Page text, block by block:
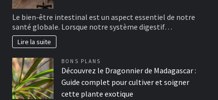
Le bien-être intestinal est un aspect essentiel de notre
santé globale. Lorsque notre système digestif…
Lire la suite
BONS PLANS
Découvrez le Dragonnier de Madagascar :
Guide complet pour cultiver et soigner
cette plante exotique